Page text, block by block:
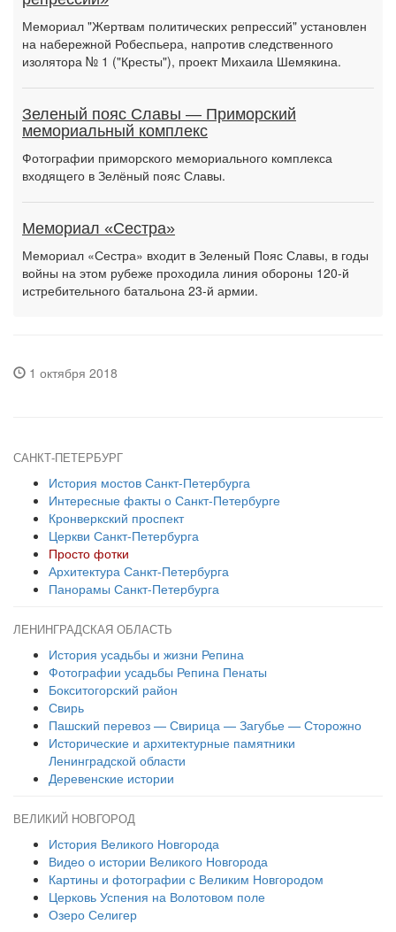
Мемориал "Жертвам политических репрессий" установлен
на набережной Робеспьера, напротив следственного
изолятора № 1 ("Кресты"), проект Михаила Шемякина.
Зеленый пояс Славы — Приморский
мемориальный комплекс
Фотографии приморского мемориального комплекса
входящего в Зелёный пояс Славы.
Мемориал «Сестра»
Мемориал «Сестра» входит в Зеленый Пояс Славы, в годы
войны на этом рубеже проходила линия обороны 120-й
истребительного батальона 23-й армии.
1 октября 2018
САНКТ-ПЕТЕРБУРГ
История мостов Санкт-Петербурга
Интересные факты о Санкт-Петербурге
Кронверкский проспект
Церкви Санкт-Петербурга
Просто фотки
Архитектура Санкт-Петербурга
Панорамы Санкт-Петербурга
ЛЕНИНГРАДСКАЯ ОБЛАСТЬ
История усадьбы и жизни Репина
Фотографии усадьбы Репина Пенаты
Бокситогорский район
Свирь
Пашский перевоз — Свирица — Загубье — Сторожно
Исторические и архитектурные памятники
Ленинградской области
Деревенские истории
ВЕЛИКИЙ НОВГОРОД
История Великого Новгорода
Видео о истории Великого Новгорода
Картины и фотографии с Великим Новгородом
Церковь Успения на Волотовом поле
Озеро Селигер